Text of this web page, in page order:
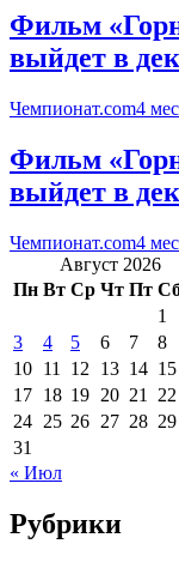
Фильм
выйдет в
Чемпионат.com4
Фильм
выйдет в
Чемпионат.com4
Август 2026
Пн Вт Ср Чт Пт
1
3
4 5 6 7 8
10 11 12 13 14 15
17 18 19 20 21 22
24 25 26 27 28 29
31
« Июл
Рубрики